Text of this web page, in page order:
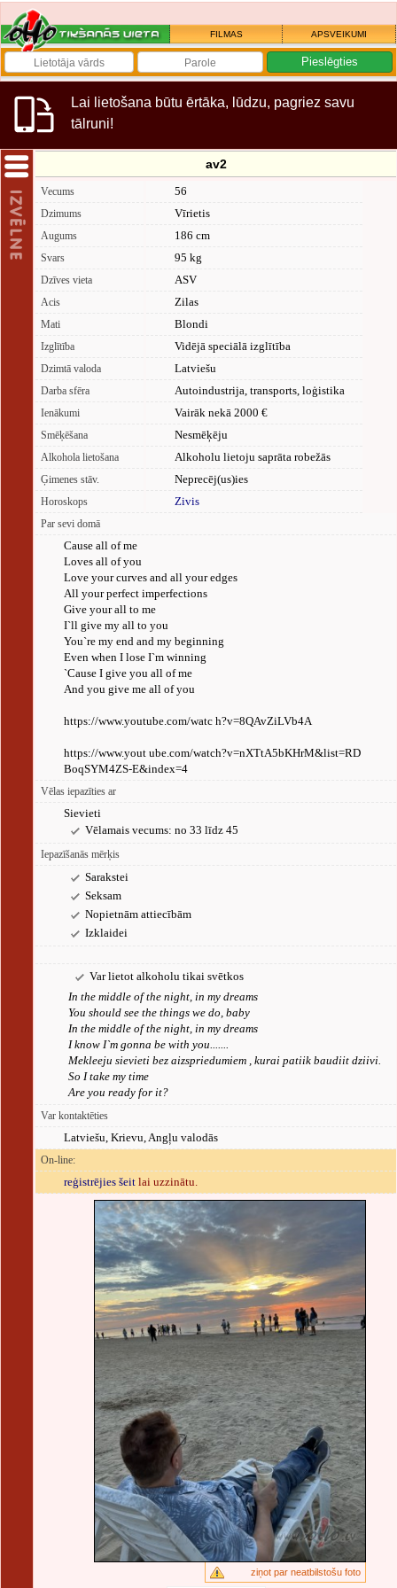
FILMAS APSVEIKUMI
Lai lietošana būtu ērtāka, lūdzu, pagriez savu
tālruni!
av2
Vecums 56
Dzimums Vīrietis
Augums 186 cm
Svars 95 kg
Dzīves vieta ASV
Acis Zilas
Mati Blondi
Izglītība Vidējā speciālā izglītība
Dzimtā valoda Latviešu
Darba sfēra Autoindustrija, transports, loģistika
Ienākumi Vairāk nekā 2000 €
Smēķēšana Nesmēķēju
Alkohola lietošana Alkoholu lietoju saprāta robežās
Ģimenes stāv. Neprecēj(us)ies
Horoskops Zivis
Par sevi domā
Cause all of me
Loves all of you
Love your curves and all your edges
All your perfect imperfections
Give your all to me
I`ll give my all to you
You`re my end and my beginning
Even when I lose I`m winning
`Cause I give you all of me
And you give me all of you
https://www.youtube.com/watc h?v=8QAvZiLVb4A
https://www.yout ube.com/watch?v=nXTtA5bKHrM&list=RD
BoqSYM4ZS-E&index=4
Vēlas iepazīties ar
Sievieti
Vēlamais vecums: no 33 līdz 45
Iepazīšanās mērķis
Sarakstei
Seksam
Nopietnām attiecībām
Izklaidei
Var lietot alkoholu tikai svētkos
In the middle of the night, in my dreams
You should see the things we do, baby
In the middle of the night, in my dreams
I know I`m gonna be with you.......
Mekleeju sievieti bez aizspriedumiem , kurai patiik baudiit dziivi.
So I take my time
Are you ready for it?
Var kontaktēties
Latviešu, Krievu, Angļu valodās
On-line:
reģistrējies šeit lai uzzinātu.
ziņot par neatbilstošu foto